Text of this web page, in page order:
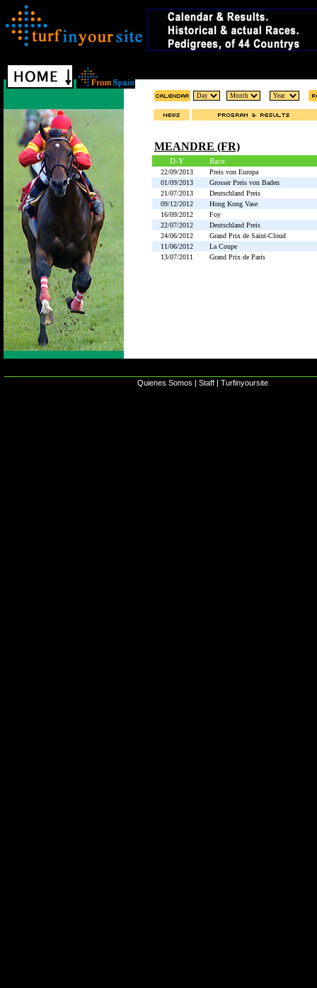
MEANDRE (FR)
D-Y Race
22/09/2013
Preis von Europa
01/09/2013
Grosser Preis von Baden
21/07/2013
Deutschland Preis
09/12/2012
Hong Kong Vase
16/09/2012
Foy
22/07/2012
Deutschland Preis
24/06/2012
Grand Prix de Saint-Cloud
11/06/2012
La Coupe
13/07/2011
Grand Prix de Paris
Quienes Somos | Staff | Turfinyoursite